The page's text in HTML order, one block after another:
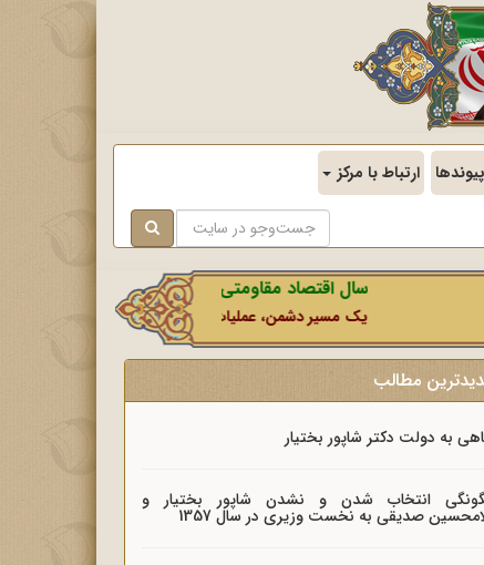
پیوندها ارتباط با مرکز
سال اقتصاد مقاومتی در سایه وحدت ملی و امنیت
یک مسیر دشمن، عملیات رسانه‌ای او است که در این ایام
مطالب
به دولت دکتر شاپور بختیار
انتخاب شدن و نشدن شاپور بختیار و
صدیقی به نخست وزیری در سال 1357